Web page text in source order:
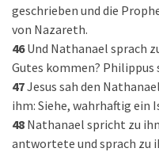
geschrieben und die
von Nazareth.
46 Und Nathanael sprach
Gutes kommen? Philippus
47Jesus sah den
ihm: Siehe, wahrhaftig ein
48 Nathanael spricht zu
antwortete und sprach zu